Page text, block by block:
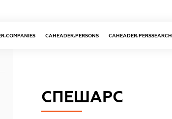
CAHEADER.PERSONS CAHEADER.PERSSEARCH
СПЕШАРС